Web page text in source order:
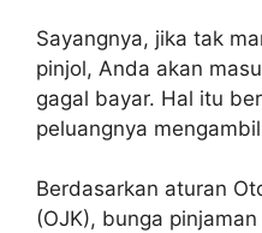
Sayangnya, jika tak
pinjol, Anda akan
gagal bayar. Hal itu
peluangnya
Berdasarkan aturan
(OJK), bunga